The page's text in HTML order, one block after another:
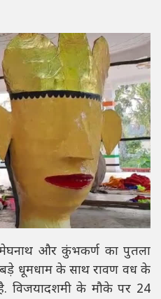
मेघनाथ और कुंभकर्ण का पुतला
बड़े धूमधाम के साथ रावण वध के
विजयादशमी के मौके पर 24